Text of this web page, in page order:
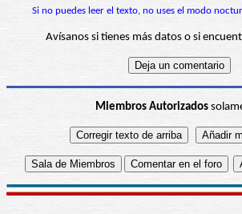
Si no puedes leer el texto, no uses el modo
Avísanos si tienes más datos o si
Miembros Autorizados